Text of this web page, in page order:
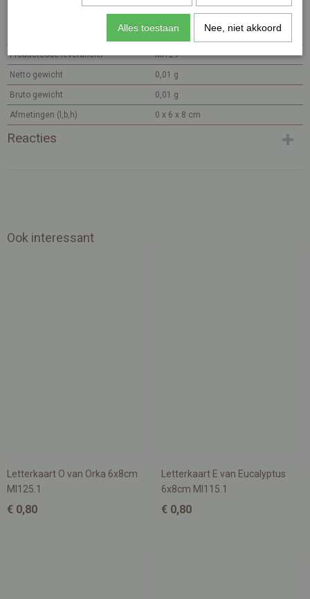
MI29-770
Productcode leverancier MI129
Netto gewicht 0,01 g
Bruto gewicht 0,01 g
Afmetingen (l,b,h) 0 x 6 x 8 cm
Reacties
Ook interessant
Letterkaart O van Orka 6x8cm
MI125.1
€ 0,80
Letterkaart E van Eucalyptus
6x8cm MI115.1
€ 0,80
Alles toestaan Nee, niet akkoord